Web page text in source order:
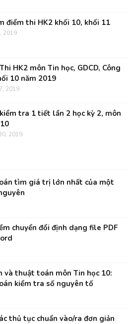
điểm thi HK2 khối 10, khối 11
2019
HK2 môn Tin học, GDCD, Công
10 năm 2019
2019
tra 1 tiết lần 2 học kỳ 2, môn
2019
tìm giá trị lớn nhất của một
chuyển đổi định dạng file PDF
và thuật toán môn Tin học 10:
kiểm tra số nguyên tố
thủ tục chuẩn vào/ra đơn giản